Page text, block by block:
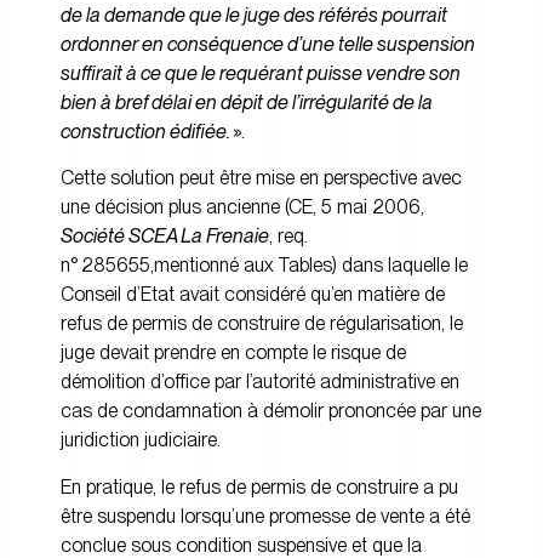
de la demande que le juge des référés pourrait
ordonner en conséquence d’une telle suspension
suffirait à ce que le requérant puisse vendre son
bien à bref délai en dépit de l’irrégularité de la
construction édifiée. ».
Cette solution peut être mise en perspective avec
une décision plus ancienne (CE, 5 mai 2006,
Société SCEA La Frenaie, req.
n° 285655,mentionné aux Tables) dans laquelle le
Conseil d’Etat avait considéré qu’en matière de
refus de permis de construire de régularisation, le
juge devait prendre en compte le risque de
démolition d’office par l’autorité administrative en
cas de condamnation à démolir prononcée par une
juridiction judiciaire.
En pratique, le refus de permis de construire a pu
être suspendu lorsqu’une promesse de vente a été
conclue sous condition suspensive et que la